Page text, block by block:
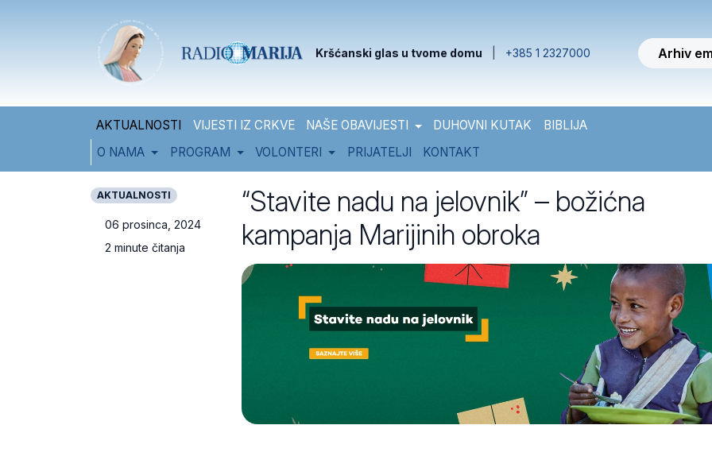
Kršćanski glas u tvome domu +385 1 2327000 Arhiv
AKTUALNOSTI VIJESTI IZ CRKVE NAŠE OBAVIJESTI DUHOVNI KUTAK
BIBLIJA
O NAMA
PROGRAM VOLONTERI PRIJATELJI KONTAKT
AKTUALNOSTI
06 prosinca, 2024
2 minute čitanja
“Stavite nadu na jelovnik” – božićna
kampanja Marijinih obroka